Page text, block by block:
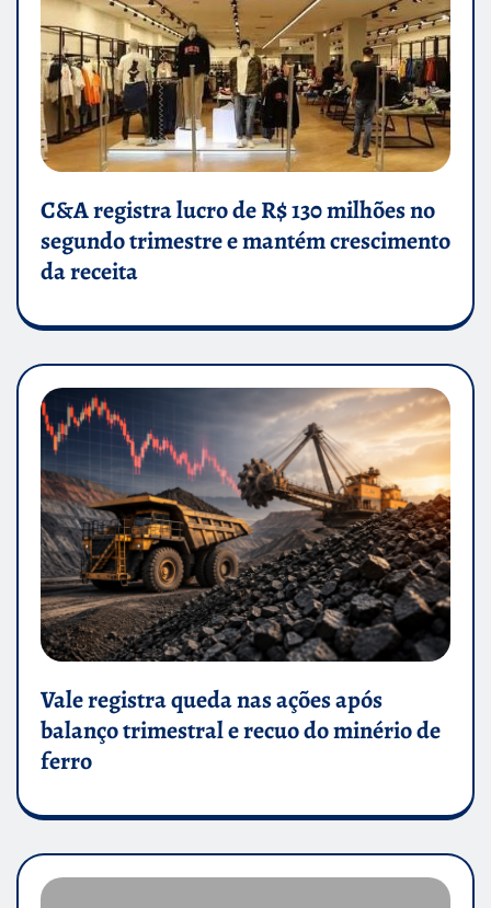
C&A registra lucro de R$ 130 milhões no
segundo trimestre e mantém crescimento
da receita
Vale registra queda nas ações após
balanço trimestral e recuo do minério de
ferro